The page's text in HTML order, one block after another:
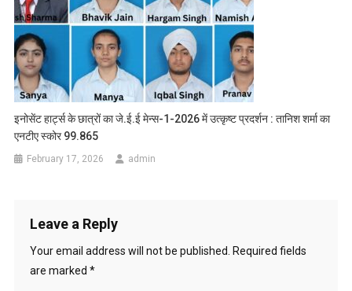
इनोसेंट हार्ट्स के छात्रों का जे.ई.ई मेन्स-1-2026 में उत्कृष्ट प्रदर्शन : तानिश शर्मा का
एनटीए स्कोर 99.865
February 17, 2026 admin
Leave a Reply
Your email address will not be published.
Required fields
are marked *